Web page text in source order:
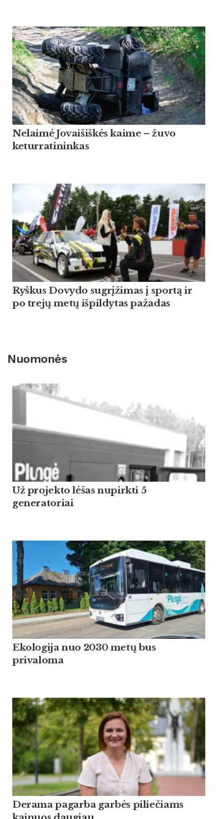
Nelaimė Jovaišiškės kaime – žuvo
keturratininkas
Ryškus Dovydo sugrįžimas į sportą ir
po trejų metų išpildytas pažadas
Nuomonės
Už projekto lėšas nupirkti 5
generatoriai
Ekologija nuo 2030 metų bus
privaloma
Derama pagarba garbės piliečiams